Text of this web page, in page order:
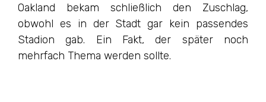
Oakland bekam schließlich den Zuschlag,
obwohl es in der Stadt gar kein passendes
Stadion gab. Ein Fakt, der später noch
mehrfach Thema werden sollte.